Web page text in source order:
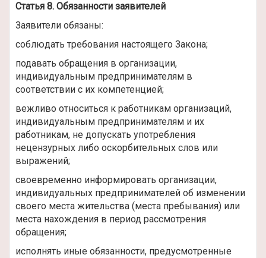
Статья 8. Обязанности заявителей
Заявители обязаны:
соблюдать требования настоящего Закона;
подавать обращения в организации,
индивидуальным предпринимателям в
соответствии с их компетенцией;
вежливо относиться к работникам организаций,
индивидуальным предпринимателям и их
работникам, не допускать употребления
нецензурных либо оскорбительных слов или
выражений;
своевременно информировать организации,
индивидуальных предпринимателей об изменении
своего места жительства (места пребывания) или
места нахождения в период рассмотрения
обращения;
исполнять иные обязанности, предусмотренные